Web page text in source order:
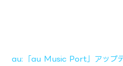
au:「au Music Port」アップ